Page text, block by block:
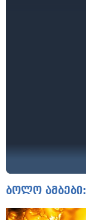
ბოლო ამბები: